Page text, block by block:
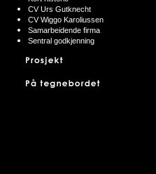
CV Urs Gutknecht
CV Wiggo Karoliussen
Samarbeidende firma
Sentral godkjenning